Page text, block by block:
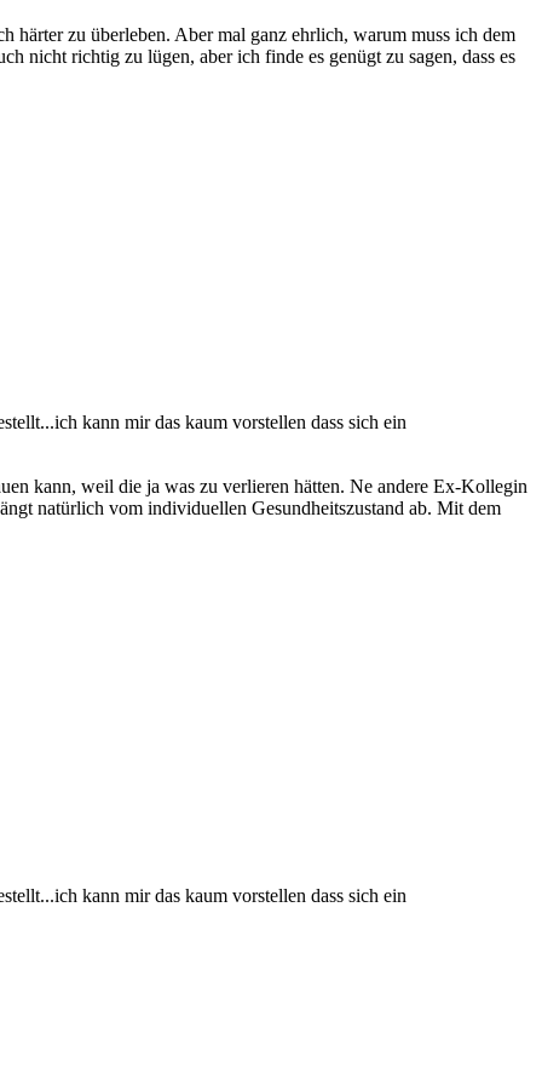
härter zu überleben. Aber mal ganz ehrlich, warum muss ich dem
nicht richtig zu lügen, aber ich finde es genügt zu sagen, dass es
kann mir das kaum vorstellen dass sich ein
kann, weil die ja was zu verlieren hätten. Ne andere Ex-Kollegin
natürlich vom individuellen Gesundheitszustand ab. Mit dem
kann mir das kaum vorstellen dass sich ein